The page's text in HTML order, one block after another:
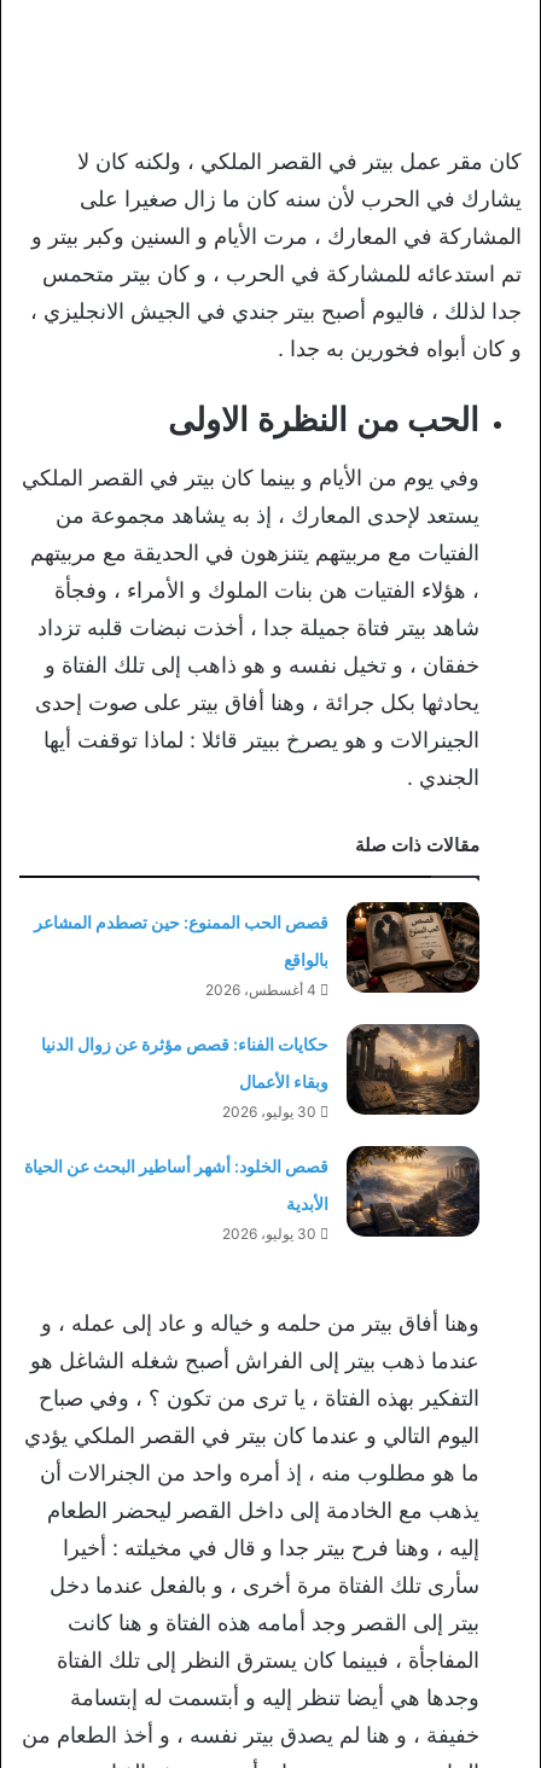
كان مقر عمل بيتر في القصر الملكي ، ولكنه كان لا
يشارك في الحرب لأن سنه كان ما زال صغيرا على
المشاركة في المعارك ، مرت الأيام و السنين وكبر بيتر و
تم استدعائه للمشاركة في الحرب ، و كان بيتر متحمس
جدا لذلك ، فاليوم أصبح بيتر جندي في الجيش الانجليزي ،
و كان أبواه فخورين به جدا .
الحب من النظرة الاولى
وفي يوم من الأيام و بينما كان بيتر في القصر الملكي
يستعد لإحدى المعارك ، إذ به يشاهد مجموعة من
الفتيات مع مربيتهم يتنزهون في الحديقة مع مربيتهم
، هؤلاء الفتيات هن بنات الملوك و الأمراء ، وفجأة
شاهد بيتر فتاة جميلة جدا ، أخذت نبضات قلبه تزداد
خفقان ، و تخيل نفسه و هو ذاهب إلى تلك الفتاة و
يحادثها بكل جرائة ، وهنا أفاق بيتر على صوت إحدى
الجينرالات و هو يصرخ ببيتر قائلا : لماذا توقفت أيها
الجندي .
مقالات ذات صلة
قصص الحب الممنوع: حين تصطدم المشاعر
بالواقع
4 أغسطس، 2026
حكايات الفناء: قصص مؤثرة عن زوال الدنيا
وبقاء الأعمال
30 يوليو، 2026
قصص الخلود: أشهر أساطير البحث عن الحياة
الأبدية
30 يوليو، 2026
وهنا أفاق بيتر من حلمه و خياله و عاد إلى عمله ، و
عندما ذهب بيتر إلى الفراش أصبح شغله الشاغل هو
التفكير بهذه الفتاة ، يا ترى من تكون ؟ ، وفي صباح
اليوم التالي و عندما كان بيتر في القصر الملكي يؤدي
ما هو مطلوب منه ، إذ أمره واحد من الجنرالات أن
يذهب مع الخادمة إلى داخل القصر ليحضر الطعام
إليه ، وهنا فرح بيتر جدا و قال في مخيلته : أخيرا
سأرى تلك الفتاة مرة أخرى ، و بالفعل عندما دخل
بيتر إلى القصر وجد أمامه هذه الفتاة و هنا كانت
المفاجأة ، فبينما كان يسترق النظر إلى تلك الفتاة
وجدها هي أيضا تنظر إليه و أبتسمت له إبتسامة
خفيفة ، و هنا لم يصدق بيتر نفسه ، و أخذ الطعام من